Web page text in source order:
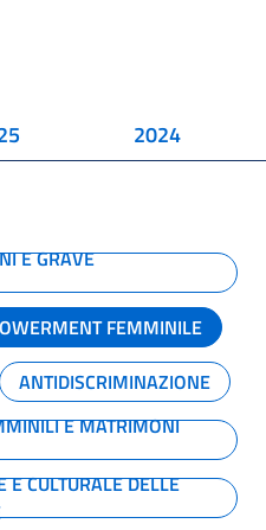
2024
E GRAVE
FEMMINILE
ANTIDISCRIMINAZIONE
E MATRIMONI
E CULTURALE DELLE